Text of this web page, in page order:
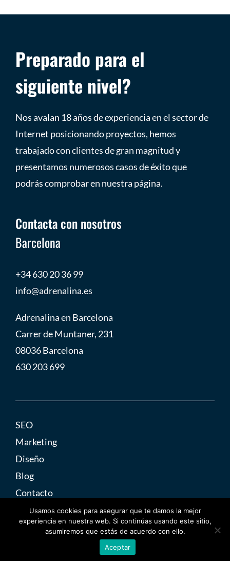
Preparado para el
siguiente nivel?
Nos avalan 18 años de experiencia en el sector de
Internet posicionando proyectos, hemos
trabajado con clientes de gran magnitud y
presentamos numerosos casos de éxito que
podrás comprobar en nuestra página.
Contacta con nosotros
Barcelona
+34 630 20 36 99
info@adrenalina.es
Adrenalina en Barcelona
Carrer de Muntaner, 231
08036 Barcelona
630 203 699
SEO
Marketing
Diseño
Blog
Contacto
Adrenalina © 2025
Usamos cookies para asegurar que te damos la mejor
experiencia en nuestra web. Si continúas usando este sitio,
asumiremos que estás de acuerdo con ello.
Aceptar